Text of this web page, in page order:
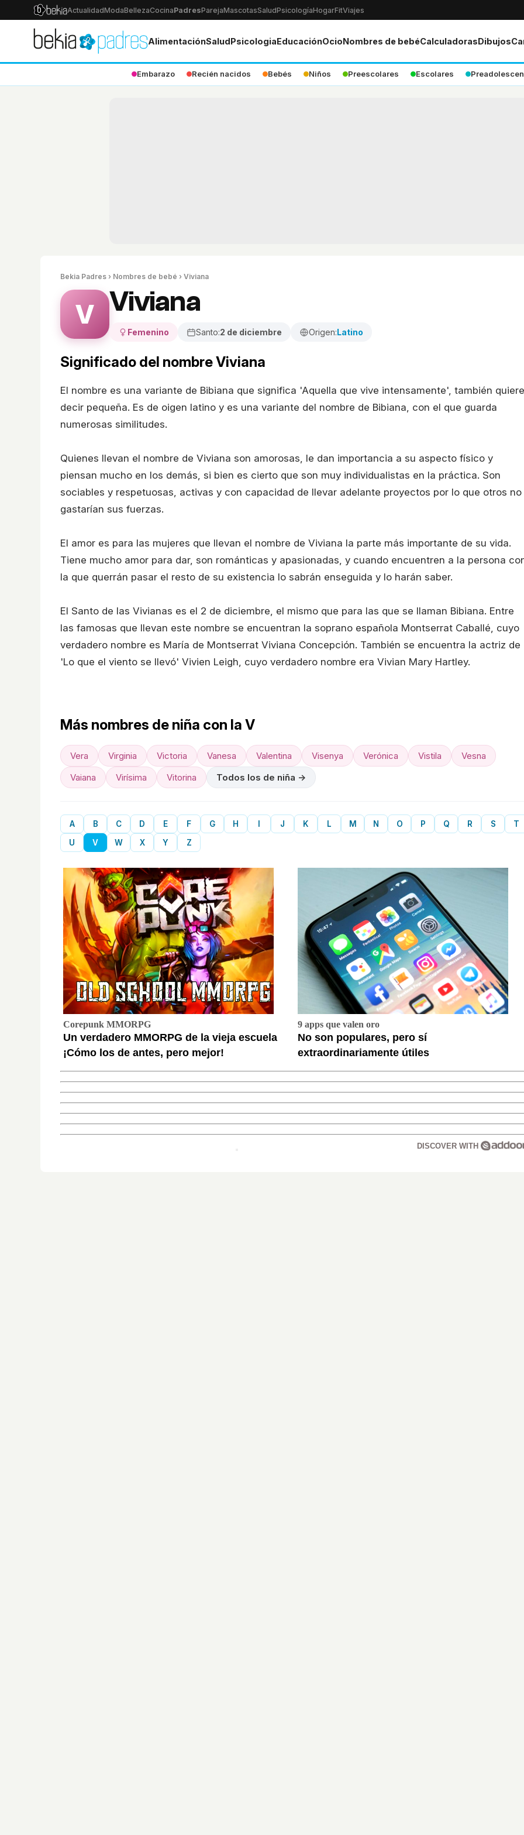
ActualidadModaBellezaCocinaPadresParejaMascotasSaludPsicologíaHogarFitViajes
AlimentaciónSaludPsicologiaEducaciónOcioNombres de bebéCalculadorasDibujos
Embarazo Recién nacidos Bebés Niños Preescolares Escolares
Bekia Padres › Nombres de bebé › Viviana
V Viviana
Femenino Santo:2 de diciembre Origen:Latino
Significado del nombre Viviana
El nombre es una variante de Bibiana que significa 'Aquella que vive intensamente', también quiere
decir pequeña. Es de oigen latino y es una variante del nombre de Bibiana, con el que guarda
numerosas similitudes.
Quienes llevan el nombre de Viviana son amorosas, le dan importancia a su aspecto físico y
piensan mucho en los demás, si bien es cierto que son muy individualistas en la práctica. Son
sociables y respetuosas, activas y con capacidad de llevar adelante proyectos por lo que otros no
gastarían sus fuerzas.
El amor es para las mujeres que llevan el nombre de Viviana la parte más importante de su vida.
Tiene mucho amor para dar, son románticas y apasionadas, y cuando encuentren a la persona
la que querrán pasar el resto de su existencia lo sabrán enseguida y lo harán saber.
El Santo de las Vivianas es el 2 de diciembre, el mismo que para las que se llaman Bibiana. Entre
las famosas que llevan este nombre se encuentran la soprano española Montserrat Caballé, cuyo
verdadero nombre es María de Montserrat Viviana Concepción. También se encuentra la actriz de
'Lo que el viento se llevó' Vivien Leigh, cuyo verdadero nombre era Vivian Mary Hartley.
Más nombres de niña con la V
Vera Virginia Victoria Vanesa Valentina Visenya Verónica Vistila
Vesna
Vaiana
Virísima Vitorina Todos los de niña →
A B C D E F G H J K L M N O P Q R S
T
U
V W X Y Z
Corepunk MMORPG
Un verdadero MMORPG de la vieja escuela
¡Cómo los de antes, pero mejor!
9 apps que valen oro
No son populares, pero sí
extraordinariamente útiles
DISCOVER WITH